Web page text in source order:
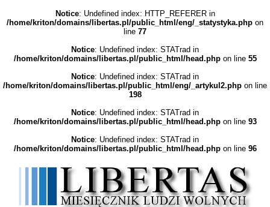
Notice: Undefined index: HTTP_REFERER in
/home/kriton/domains/libertas.pl/public_html/eng/_statystyka.php on
line 77
Notice: Undefined index: STATrad in
/home/kriton/domains/libertas.pl/public_html/head.phpon line 55
Notice: Undefined index: STATrad in
/home/kriton/domains/libertas.pl/public_html/eng/_artykul2.php on line
198
Notice: Undefined index: STATrad in
/home/kriton/domains/libertas.pl/public_html/head.phpon line 93
Notice: Undefined index: STATrad in
/home/kriton/domains/libertas.pl/public_html/head.phpon line 96